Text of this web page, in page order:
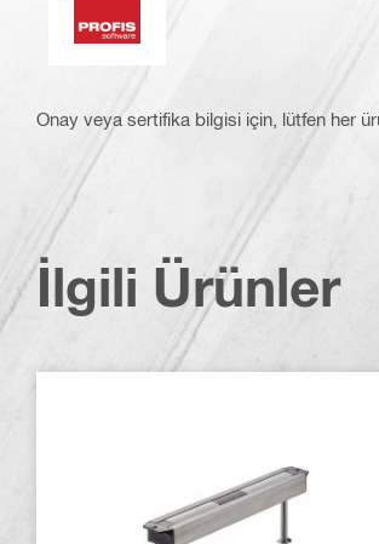
Onay veya sertifika bilgisi için, lütfen her
İlgili Ürünler